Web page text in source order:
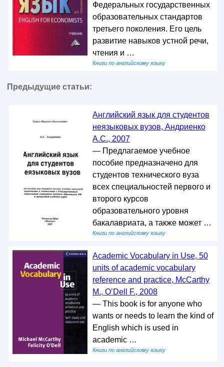
Федеральных государственных
образовательных стандартов
третьего поколения. Его цель
развитие навыков устной речи,
чтения и …
Книги по английскому языку
Предыдущие статьи:
Английский язык для студентов
неязыковых вузов, Андриенко
А.С., 2007
— Предлагаемое учебное
пособие предназначено для
студентов технического вуза
всех специальностей первого и
второго курсов
образовательного уровня
бакалавриата, а также может …
Книги по английскому языку
Academic Vocabulary in Use, 50
units of academic vocabulary
reference and practice, McCarthy
M., O’Dell F., 2008
— This book is for anyone who
wants or needs to learn the kind of
English which is used in
academic …
Книги по английскому языку